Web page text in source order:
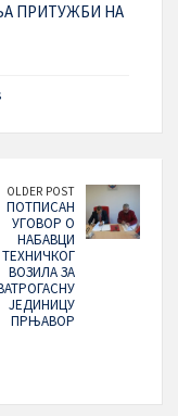
ПРИТУЖБИ НА
OLDER POST
ПОТПИСАН
УГОВОР О
НАБАВЦИ
ТЕХНИЧКОГ
ВОЗИЛА ЗА
ЈЕДИНИЦУ
ПРЊАВОР